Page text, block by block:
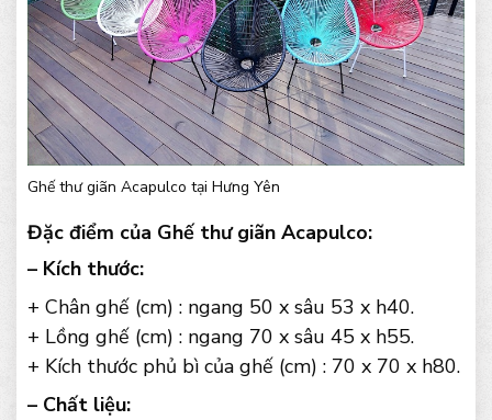
Ghế thư giãn Acapulco tại Hưng Yên
Đặc điểm của Ghế thư giãn Acapulco:
– Kích thước:
+ Chân ghế (cm) : ngang 50 x sâu 53 x h40.
+ Lồng ghế (cm) : ngang 70 x sâu 45 x h55.
+ Kích thước phủ bì của ghế (cm) : 70 x 70 x h80.
– Chất liệu: